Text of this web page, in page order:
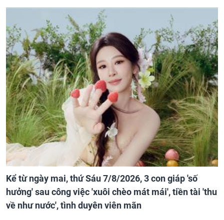
Kể từ ngày mai, thứ Sáu 7/8/2026, 3 con giáp 'số
hưởng' sau công việc 'xuôi chèo mát mái', tiền tài 'thu
về như nước', tình duyên viên mãn